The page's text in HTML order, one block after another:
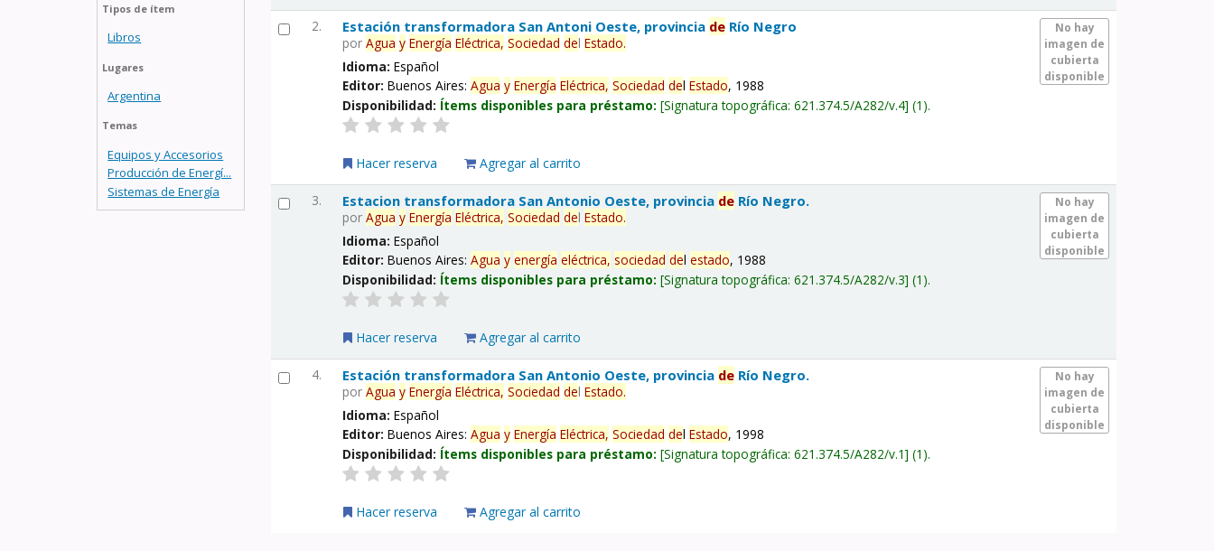
Tipos de ítem
Libros
Lugares
Argentina
Temas
Equipos y Accesorios
Producción de Energí...
Sistemas de Energía
2.
No hay
imagen de
cubierta
disponible
Estación transformadora San Antoni Oeste, provincia de Río Negro
porAgua y Energía Eléctrica, Sociedad delEstado.
Idioma:Español
Editor:Buenos Aires:Agua y Energía Eléctrica, Sociedad delEstado, 1988
Disponibilidad: Ítems disponibles para préstamo: Signatura topográfica:621.374.5/A282/v.4 (1).
Hacer reserva Agregar al carrito
3.
No hay
imagen de
cubierta
disponible
Estacion transformadora San Antonio Oeste, provincia de Río Negro.
porAgua y Energía Eléctrica, Sociedad delEstado.
Idioma:Español
Editor:Buenos Aires:Agua y energía eléctrica, sociedad delestado, 1988
Disponibilidad: Ítems disponibles para préstamo: Signatura topográfica:621.374.5/A282/v.3 (1).
Hacer reserva Agregar al carrito
4.
No hay
imagen de
cubierta
disponible
Estación transformadora San Antonio Oeste, provincia de Río Negro.
porAgua y Energía Eléctrica, Sociedad delEstado.
Idioma:Español
Editor:Buenos Aires:Agua y Energía Eléctrica, Sociedad delEstado, 1998
Disponibilidad: Ítems disponibles para préstamo: Signatura topográfica:621.374.5/A282/v.1 (1).
Hacer reserva Agregar al carrito